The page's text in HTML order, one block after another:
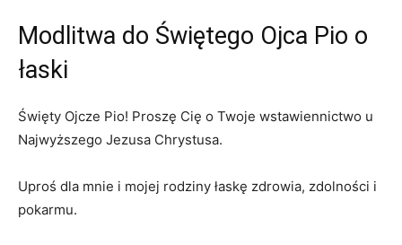
Modlitwa do Świętego Ojca Pio o
łaski
Święty Ojcze Pio! Proszę Cię o Twoje wstawiennictwo u
Najwyższego Jezusa Chrystusa.
Uproś dla mnie i mojej rodziny łaskę zdrowia, zdolności i
pokarmu.